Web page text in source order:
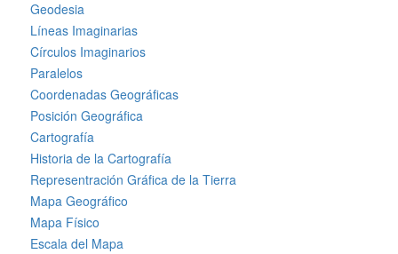
Geodesia
Líneas Imaginarias
Círculos Imaginarios
Paralelos
Coordenadas Geográficas
Posición Geográfica
Cartografía
Historia de la Cartografía
Representración Gráfica de la Tierra
Mapa Geográfico
Mapa Físico
Escala del Mapa